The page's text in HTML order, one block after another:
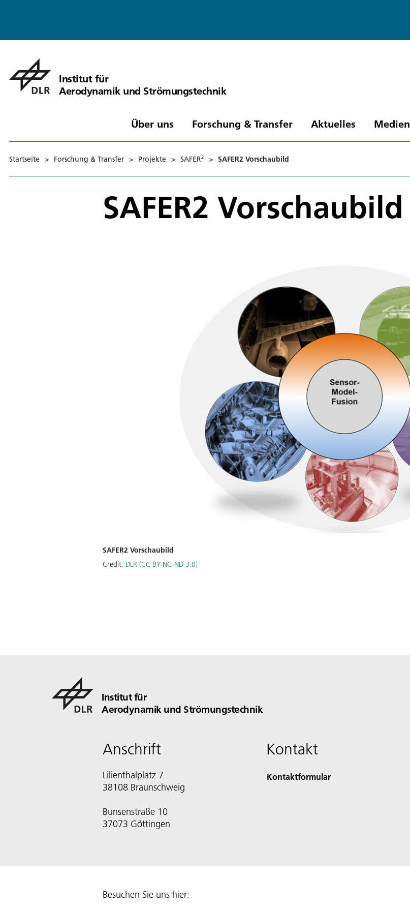
Institut für
Aerodynamik und Strömungstechnik
Über uns Forschung & Transfer Aktuelles Medien
Startseite > Forschung & Transfer > Projekte > SAFER² > SAFER2 Vorschaubild
SAFER2 Vorschaubild
SAFER2 Vorschaubild
Credit: DLR (CC BY-NC-ND 3.0)
Institut für
Aerodynamik und Strömungstechnik
Anschrift
Lilienthalplatz 7
38108 Braunschweig
Bunsenstraße 10
Kontakt
Kontaktformular
Besuchen Sie uns hier: